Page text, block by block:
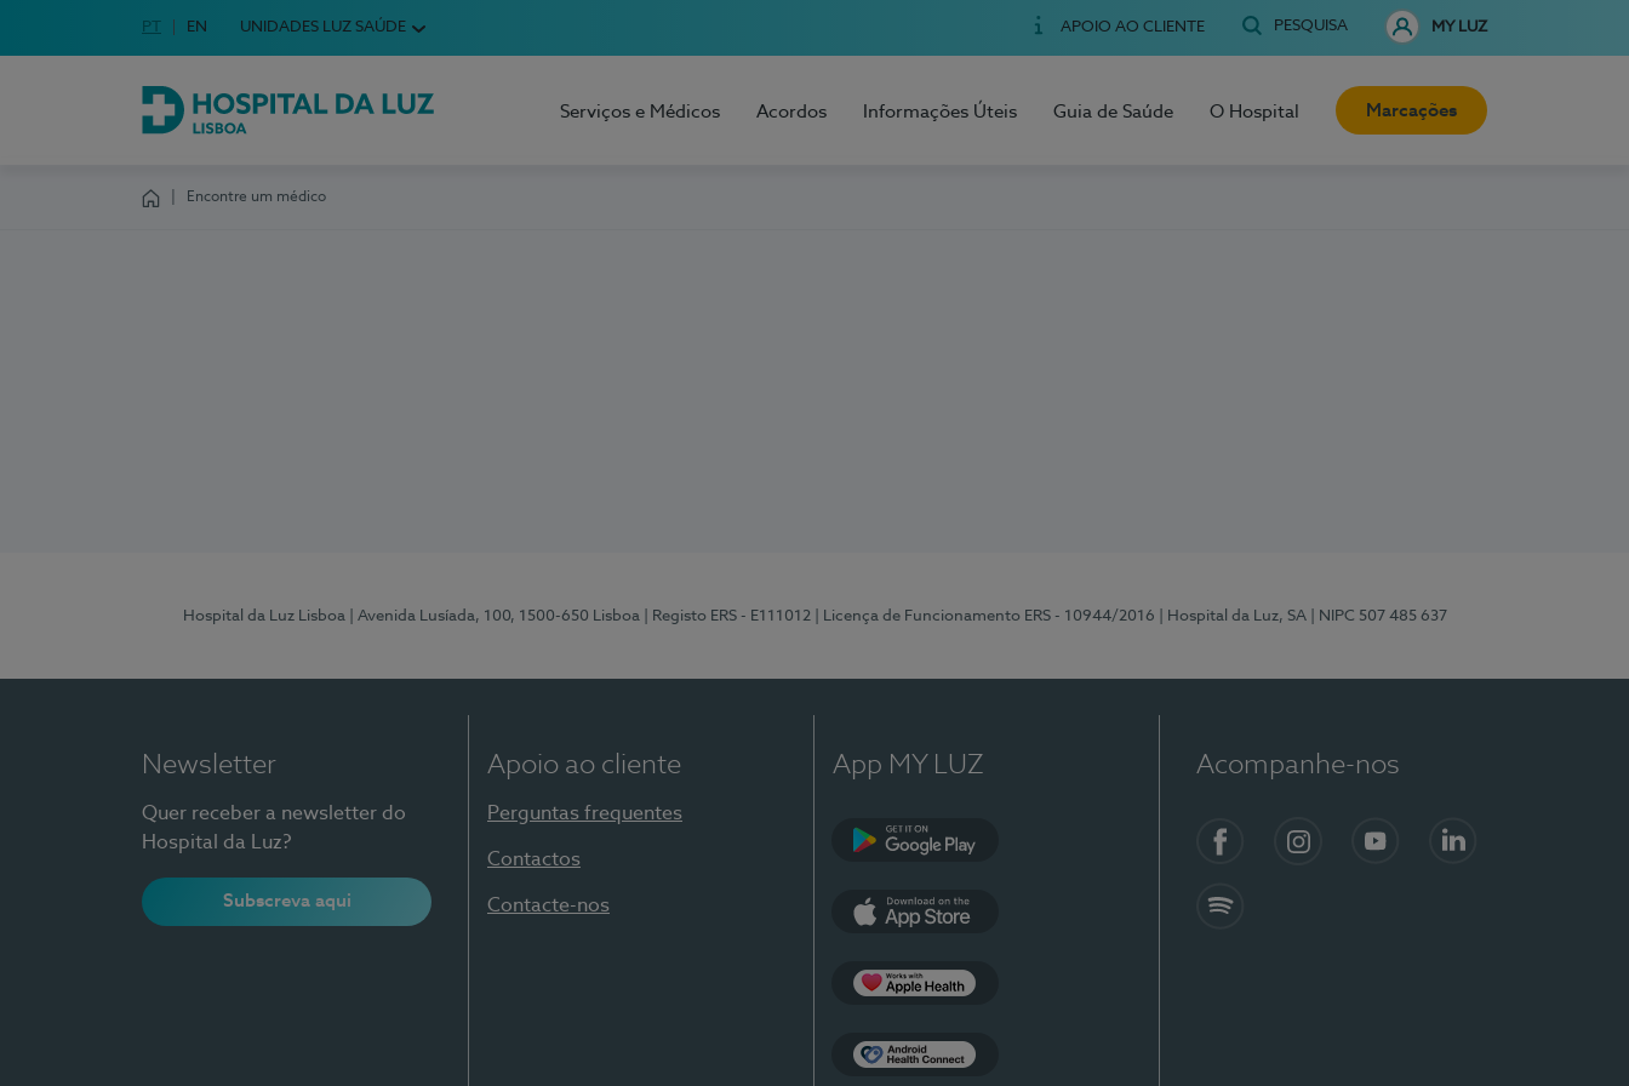
Escolha o seu idioma
Idioma em Português
PT English Language
EN UNIDADES LUZ SAÚDE APOIO AO CLIENTE PESQUISA MY LUZ
Hospital da Luz Lisboa
Serviços e Médicos Acordos Informações Úteis Guia de Saúde O Hospital Marcações
Encontre um médico
Hospital da Luz Lisboa | Avenida Lusíada, 100, 1500-650 Lisboa | Registo ERS - E111012 | Licença de Funcionamento ERS - 10944/2016 | Hospital da Luz, SA | NIPC 507 485 637
Newsletter
Quer receber a newsletter do
Hospital da Luz?
Subscreva aqui
Apoio ao cliente
Perguntas frequentes
Contactos
Contacte-nos
App MY LUZ Acompanhe-nos